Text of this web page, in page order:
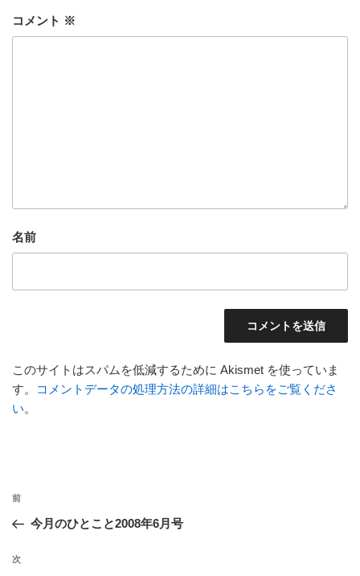
コメント ※
名前
このサイトはスパムを低減するために Akismet を使っていま
す。
コメントデータの処理方法の詳細はこちらをご覧くださ
い。
投
ナ
ビ
前
の
稿
前
今月のひとこと2008年6月号
次
次